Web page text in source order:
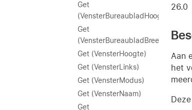
Get
(VensterBureaubladHoogte)
Get
(VensterBureaubladBreedte)
Get (VensterHoogte)
Get (VensterLinks)
Get (VensterModus)
Get (VensterNaam)
Get
26.0
Aan
het